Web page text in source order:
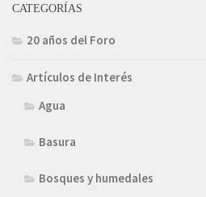
CATEGORÍAS
20 años del Foro
Artículos de Interés
Agua
Basura
Bosques y humedales